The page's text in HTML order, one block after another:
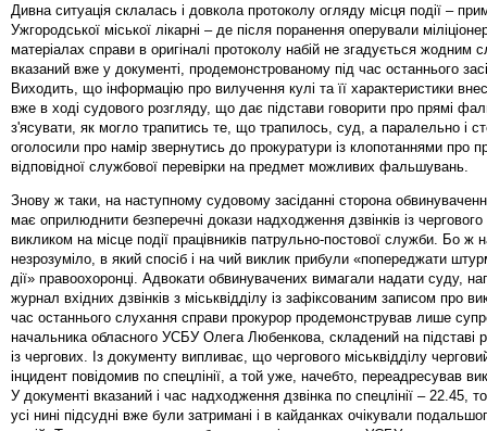
Дивна ситуація склалась і довкола протоколу огляду місця події –
Ужгородської міської лікарні – де після поранення оперували
матеріалах справи в оригіналі протоколу набій не згадується жодним
вказаний вже у документі, продемонстрованому під час останнього
Виходить, що інформацію про вилучення кулі та її характеристики
вже в ході судового розгляду, що дає підстави говорити про прямі
з'ясувати, як могло трапитись те, що трапилось, суд, а паралельно і
оголосили про намір звернутись до прокуратури із клопотаннями про
відповідної службової перевірки на предмет можливих фальшувань.
Знову ж таки, на наступному судовому засіданні сторона
має оприлюднити безперечні докази надходження дзвінків із
викликом на місце події працівників патрульно-постової служби. Бо ж
незрозуміло, в який спосіб і на чий виклик прибули «попереджати
дії» правоохоронці. Адвокати обвинувачених вимагали надати суду,
журнал вхідних дзвінків з міськвідділу із зафіксованим записом про
час останнього слухання справи прокурор продемонстрував лише
начальника обласного УСБУ Олега Любенкова, складений на підставі
із чергових. Із документу випливає, що чергового міськвідділу
інцидент повідомив по спецлінії, а той уже, начебто, переадресував
У документі вказаний і час надходження дзвінка по спецлінії – 22.45,
усі нині підсудні вже були затримані і в кайданках очікували